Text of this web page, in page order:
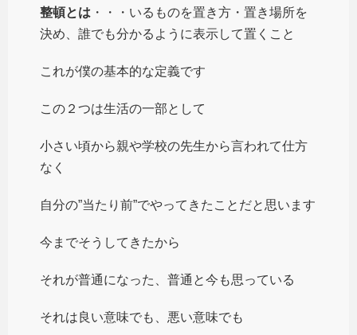
整頓とは ・・・いるものを置き方・置き場所を
決め、誰でも分かるように表示して置くこと
これが僕の基本的な定義です
この２つは生活の一部として
小さい頃から親や学校の先生から言われて仕方
なく
自分の”当たり前”でやってきたことだと思います
今までそうしてきたから
それが普通になった、普通と今も思っている
それは良い意味でも、悪い意味でも